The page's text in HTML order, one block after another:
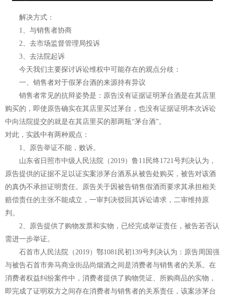
解决方式：
1、与销售者协商
2、去市场监督管理局投诉
3、去法院起诉
今天我们主要探讨诉讼维权中可能存在的观点分歧：
一、销售者对于假茅台酒的来源持有异议
销售者常见的抗辩姿势是：原告没有证据证明茅台酒是在其店里
购买的，即使原告确实在其店里买过茅台，也没有证据证明本次诉讼
中向法院提交的就是在其店里买的那两瓶“茅台酒”。
对此，实践中有两种观点：
1、原告举证不能，败诉。
山东省日照市中级人民法院（2019）鲁11民终1721号判决认为，
原告提供的证据不足以证实案涉茅台酒系从被告处购买，被告对该酒
的真伪不承担证明责任。原告关于因被告销售假酒而要求其承担相关
赔偿责任的主张不能成立，一审判决驳回其诉讼请求，二审维持原
判。
2、原告提供了购物发票和实物，已经完成举证责任，被告若否认
需进一步举证。
石首市人民法院（2019）鄂1081民初139号判决认为：原告周国强
与被告石首市奔马商业街品尚烟酒之间是消费者与销售者的关系。 在
消费者权益纠纷案件中，消费者提供了购物凭证、所购商品的实物，
即完成了证明双方之间存在消费者与销售者的关系责任， 该案涉茅台